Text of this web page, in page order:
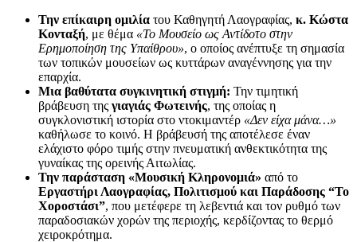
Την επίκαιρη ομιλία του Καθηγητή Λαογραφίας, κ. Κώστα
Κονταξή, με θέμα «Το Μουσείο ως Αντίδοτο στην
Ερημοποίηση της Υπαίθρου», ο οποίος ανέπτυξε τη σημασία
των τοπικών μουσείων ως κυττάρων αναγέννησης για την
επαρχία.
Μια βαθύτατα συγκινητική στιγμή: Την τιμητική
βράβευση της γιαγιάς Φωτεινής, της οποίας η
συγκλονιστική ιστορία στο ντοκιμαντέρ «Δεν είχα μάνα…»
καθήλωσε το κοινό. Η βράβευσή της αποτέλεσε έναν
ελάχιστο φόρο τιμής στην πνευματική ανθεκτικότητα της
γυναίκας της ορεινής Αιτωλίας.
Την παράσταση «Μουσική Κληρονομιά» από το
Εργαστήρι Λαογραφίας, Πολιτισμού και Παράδοσης “Το
Χοροστάσι”, που μετέφερε τη λεβεντιά και τον ρυθμό των
παραδοσιακών χορών της περιοχής, κερδίζοντας το θερμό
χειροκρότημα.